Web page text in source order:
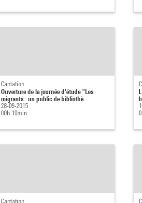
Captation
Ouverture de la journée d'étude "Les
migrants : un public de bibliothè...
28-09-2015
00h 10min
Captation